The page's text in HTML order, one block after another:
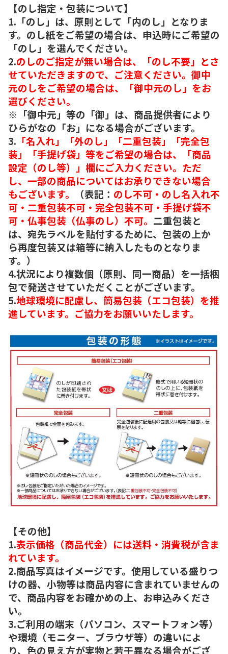
【のし指定・包装について】
1.「のし」は、原則として「内のし」となりま
す。のし紙をご希望の場合は、申込時にご希望の
「のし」を選んでください。
2.のしのご指定が無い場合は、「のし不要」とさ
せていただきますので、ご注意ください。御中
元のしをご希望の場合は、「御中元のし」をお
選びください。
※「御中元」等の「御」は、商品提供者により
ひらがなの「お」になる場合がございます。
3. 「名入れ」「外のし」「二重包装」「完全包
装」「手提げ袋」等をご希望の場合は、「商品
設定（のし等）」欄にご入力ください。ただ
し、一部の商品についてはお承りできない場合
もございます。
（表記： のし不可・のし名入れ不
可・二重包装不可・完全包装不可・手提げ袋不
可・仏事包装（仏事のし）不可。 二重包装と
は、宛先ラベルを貼付するために、包装の上か
ら再度包装又は箱等に納入したものとなりま
す。）
4.状況により複数個（原則、同一商品）を一括梱
包で発送させていただくことがございます。
5.地球環境に配慮し、簡易包装（エコ包装）を推
進しています。ご協力をお願いいたします。
【その他】
1.表示価格（商品代金）には送料・消費税が含ま
れています。
2.商品写真はイメージです。使用している盛りつ
けの器、小物等は商品内容に含まれていませんの
で、商品内容をお確かめの上、お申込みくださ
い。
3.ご利用の端末（パソコン、スマートフォン等）
や環境（モニター、ブラウザ等）の違いによ
り、色の見え方が実物と若干異なる場合がござ